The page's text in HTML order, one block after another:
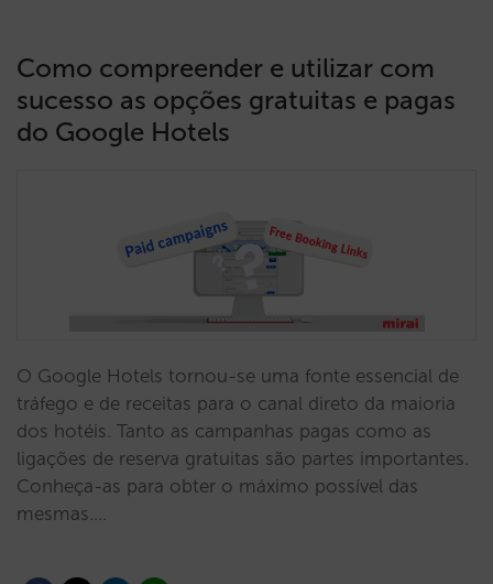
Como compreender e utilizar com
sucesso as opções gratuitas e pagas
do Google Hotels
O Google Hotels tornou-se uma fonte essencial de
tráfego e de receitas para o canal direto da maioria
dos hotéis. Tanto as campanhas pagas como as
ligações de reserva gratuitas são partes importantes.
Conheça-as para obter o máximo possível das
mesmas.…